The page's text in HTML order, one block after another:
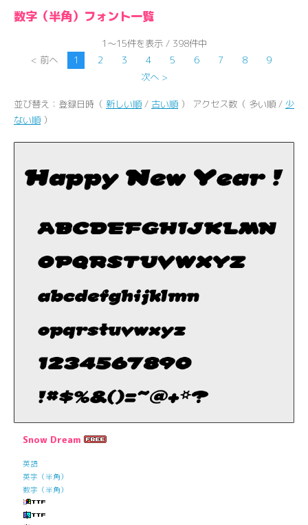
数字（半角）フォント一覧
1～15件を表示 / 398件中
< 前へ
1 2 3 4 5 6 7 8
9
次へ >
並び替え：登録日時（ 新しい順 / 古い順 ） アクセス数（ 多い順 / 少
ない順 ）
Snow Dream
英語
英字（半角）
数字（半角）